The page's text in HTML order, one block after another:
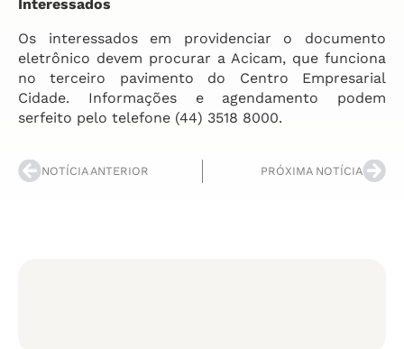
Interessados
Os interessados em providenciar o documento
eletrônico devem procurar a Acicam, que funciona
no terceiro pavimento do Centro Empresarial
Cidade. Informações e agendamento podem
serfeito pelo telefone (44) 3518 8000.
NOTÍCIA ANTERIOR PRÓXIMA NOTÍCIA